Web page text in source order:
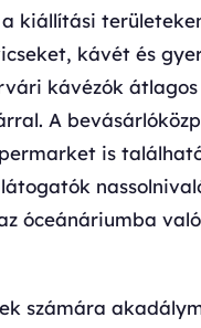
kiállítási
kávét és
kávézók
A
is
óceánáriumba
számára